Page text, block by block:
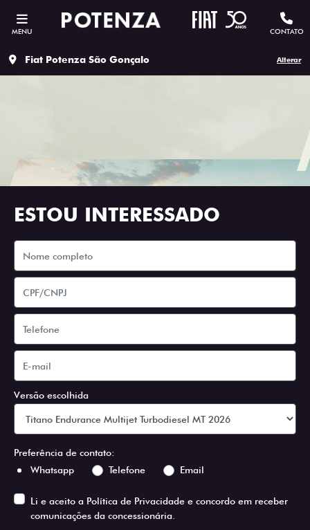
MENU CONTATO
Fiat Potenza São Gonçalo Alterar
ESTOU INTERESSADO
Versão escolhida
Preferência de contato:
Whatsapp
Telefone Email
Li e aceito a Política de Privacidade e concordo em receber
comunicações da concessionária.